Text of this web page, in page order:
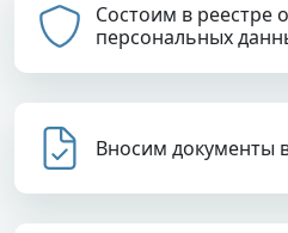
Состоим в реестре
персональных
Вносим документы